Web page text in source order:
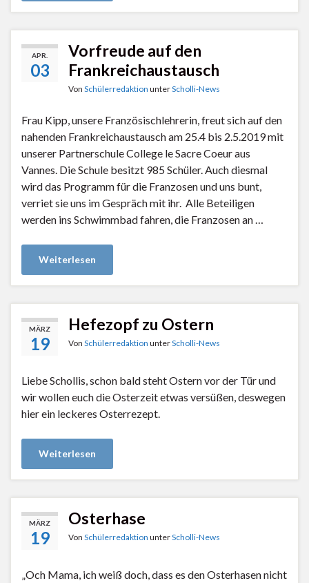
APR.
03
Vorfreude auf den
Frankreichaustausch
Von Schülerredaktion unterScholli-News
Frau Kipp, unsere Französischlehrerin, freut sich auf den
nahenden Frankreichaustausch am 25.4 bis 2.5.2019 mit
unserer Partnerschule College le Sacre Coeur aus
Vannes. Die Schule besitzt 985 Schüler. Auch diesmal
wird das Programm für die Franzosen und uns bunt,
verriet sie uns im Gespräch mit ihr. Alle Beteiligen
werden ins Schwimmbad fahren, die Franzosen an …
Weiterlesen
MÄRZ
19
Hefezopf zu Ostern
Von Schülerredaktion unterScholli-News
Liebe Schollis, schon bald steht Ostern vor der Tür und
wir wollen euch die Osterzeit etwas versüßen, deswegen
hier ein leckeres Osterrezept.
Weiterlesen
MÄRZ
19
Osterhase
Von Schülerredaktion unterScholli-News
„Och Mama, ich weiß doch, dass es den Osterhasen nicht